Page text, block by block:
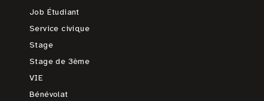
Job Étudiant
Service civique
Stage
Stage de 3ème
VIE
Bénévolat